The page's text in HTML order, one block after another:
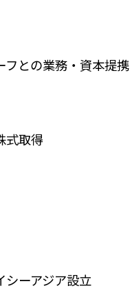
フとの業務・資本提携
式取得
シーアジア設立